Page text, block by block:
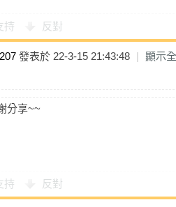
持 反對
發表於 22-3-15 21:43:48 | 顯示
分享~~
持 反對